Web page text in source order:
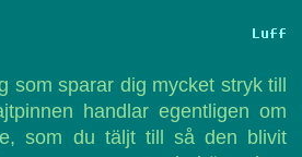
Luff
som sparar dig mycket stryk till
handlar egentligen om
som du täljt till så den blivit